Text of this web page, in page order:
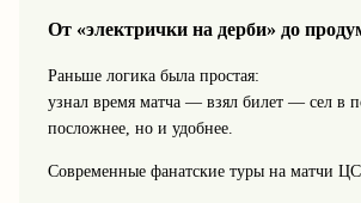
От «электрички на дерби» до
Раньше логика была простая:
узнал время матча — взял билет — сел в
посложнее, но и удобнее.
Современные фанатские туры на матчи